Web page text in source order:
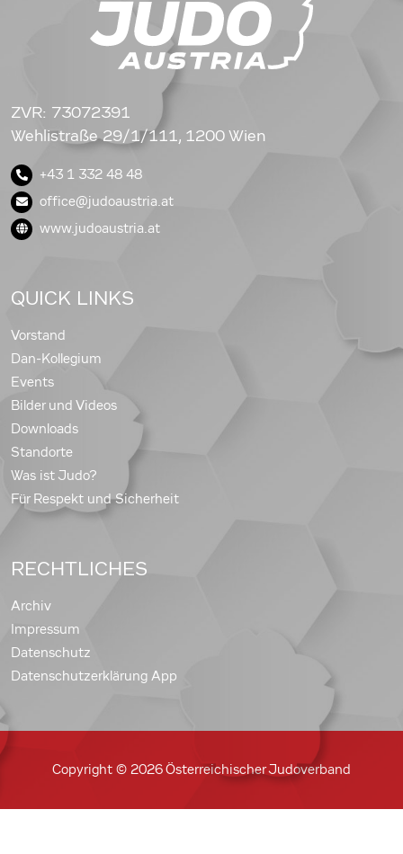
ZVR: 73072391
Wehlistraße 29/1/111, 1200 Wien
+43 1 332 48 48
office@judoaustria.at
www.judoaustria.at
QUICK LINKS
Vorstand
Dan-Kollegium
Events
Bilder und Videos
Downloads
Standorte
Was ist Judo?
Für Respekt und Sicherheit
RECHTLICHES
Archiv
Impressum
Datenschutz
Datenschutzerklärung App
Copyright © 2026 Österreichischer Judoverband